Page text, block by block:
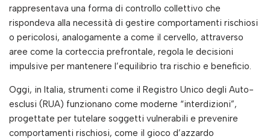
rappresentava una forma di controllo collettivo che
rispondeva alla necessità di gestire comportamenti rischiosi
o pericolosi, analogamente a come il cervello, attraverso
aree come la corteccia prefrontale, regola le decisioni
impulsive per mantenere l’equilibrio tra rischio e beneficio.
Oggi, in Italia, strumenti come il Registro Unico degli Auto-
esclusi (RUA) funzionano come moderne “interdizioni”,
progettate per tutelare soggetti vulnerabili e prevenire
comportamenti rischiosi, come il gioco d’azzardo